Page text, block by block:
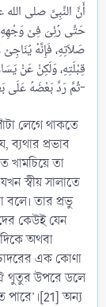
أَنَّ النَّبِىَّ صلى
حَتَّى رُئِىَ فِىْ
صَلاَتِهِ، فَإِنَّهُ يُنَاجِىْ
قِبْلَتِهِ، وَلَكِنْ عَنْ
ثُمَّ رَدَّ بَعْضَهُ عَلَى بَعْضٍ، فَقَالَ : أَوْ يَفْعَلْ هَكَذَا-​
ব্যথার প্রভাব
খামচিয়ে তা
স্বীয় সালাতে
বলে। তার প্রভু
কেউই যেন
অথবা
এক কোণা
থুতুর উপরে ডলে
অন্য